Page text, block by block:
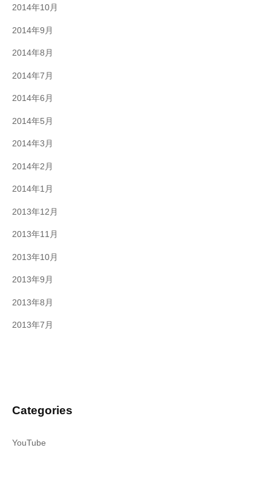
2014年10月
2014年9月
2014年8月
2014年7月
2014年6月
2014年5月
2014年3月
2014年2月
2014年1月
2013年12月
2013年11月
2013年10月
2013年9月
2013年8月
2013年7月
Categories
YouTube